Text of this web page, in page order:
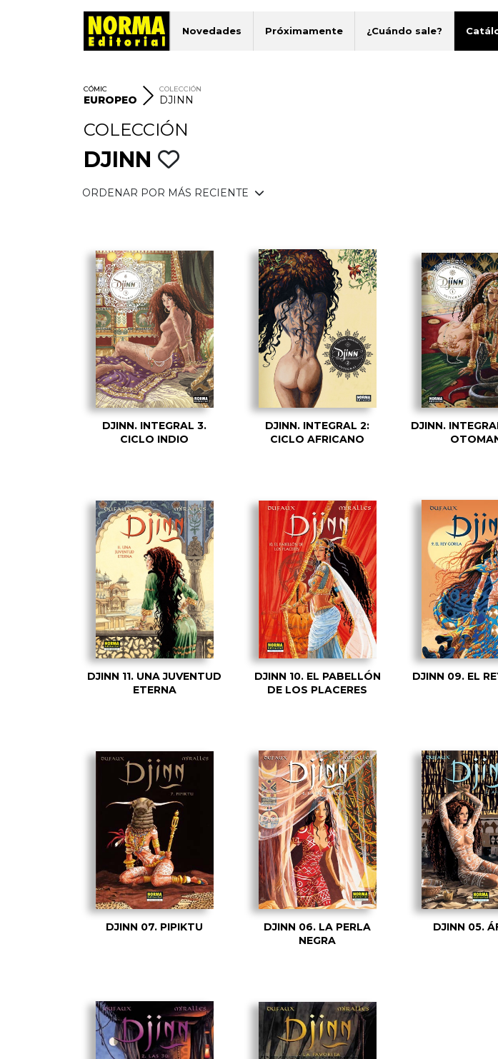
Novedades Próximamente ¿Cuándo sale?
CÓMIC
EUROPEO
COLECCIÓN
DJINN
COLECCIÓN
DJINN
ORDENAR POR MÁS RECIENTE
DJINN. INTEGRAL 3.
CICLO INDIO
DJINN. INTEGRAL 2:
CICLO AFRICANO
DJINN.
DJINN 11. UNA JUVENTUD
ETERNA
DJINN 10. EL PABELLÓN
DE LOS PLACERES
DJINN 09. EL
DJINN 07. PIPIKTU
DJINN 06. LA PERLA
NEGRA
DJINN 05.